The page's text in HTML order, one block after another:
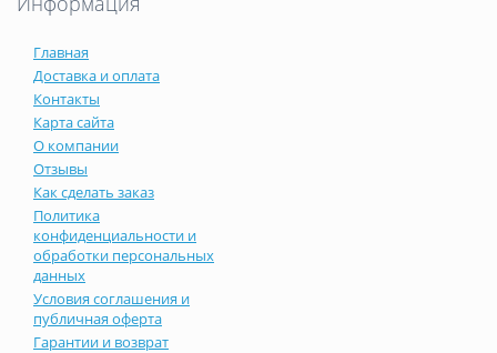
Главная
Доставка и оплата
Контакты
Карта сайта
О компании
Отзывы
Как сделать заказ
Политика
конфиденциальности и
обработки персональных
данных
Условия соглашения и
публичная оферта
Гарантии и возврат